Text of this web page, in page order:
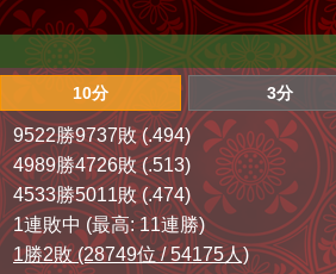
10分 3分
9522勝9737敗 (.494)
4989勝4726敗 (.513)
4533勝5011敗 (.474)
1連敗中 (最高: 11連勝)
1勝2敗 (28749位 / 54175人)